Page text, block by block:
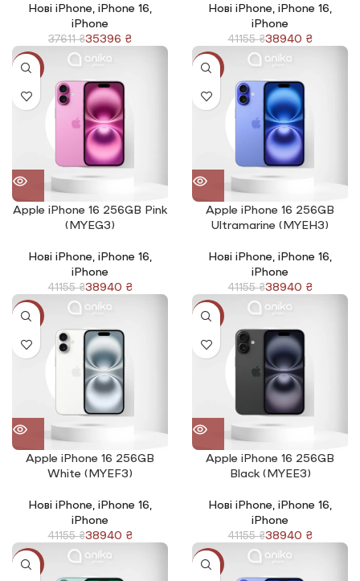
Нові iPhone iPhone 16
iPhone
37611₴35396 ₴
Нові iPhone iPhone 16
iPhone
41155₴38940 ₴
-5%
Apple iPhone 16 256GB Pink
(MYEG3)
Нові iPhone iPhone 16
iPhone
41155₴38940 ₴
-5%
Apple iPhone 16 256GB
Ultramarine (MYEH3)
Нові iPhone iPhone 16
iPhone
41155₴38940 ₴
-5%
Apple iPhone 16 256GB
White (MYEF3)
Нові iPhone iPhone 16
iPhone
41155₴38940 ₴
-5%
Apple iPhone 16 256GB
Black (MYEE3)
Нові iPhone iPhone 16
iPhone
41155₴38940 ₴
-6% -6%